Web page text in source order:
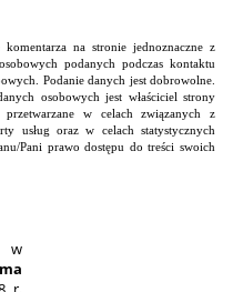
na stronie jednoznaczne z
podanych podczas kontaktu
Podanie danych jest dobrowolne.
osobowych jest właściciel strony
w celach związanych z
usług oraz w celach statystycznych
Pani prawo dostępu do treści swoich